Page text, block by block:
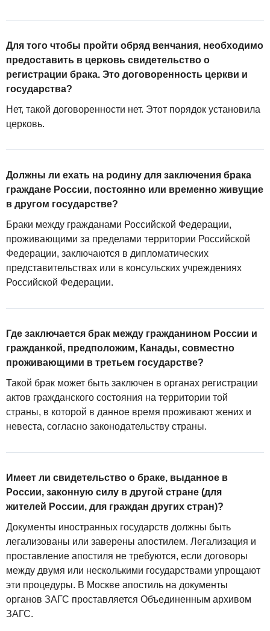
Для того чтобы пройти обряд венчания, необходимо
предоставить в церковь свидетельство о
регистрации брака. Это договоренность церкви и
государства?
Нет, такой договоренности нет. Этот порядок установила
церковь.
Должны ли ехать на родину для заключения брака
граждане России, постоянно или временно живущие
в другом государстве?
Браки между гражданами Российской Федерации,
проживающими за пределами территории Российской
Федерации, заключаются в дипломатических
представительствах или в консульских учреждениях
Российской Федерации.
Где заключается брак между гражданином России и
гражданкой, предположим, Канады, совместно
проживающими в третьем государстве?
Такой брак может быть заключен в органах регистрации
актов гражданского состояния на территории той
страны, в которой в данное время проживают жених и
невеста, согласно законодательству страны.
Имеет ли свидетельство о браке, выданное в
России, законную силу в другой стране (для
жителей России, для граждан других стран)?
Документы иностранных государств должны быть
легализованы или заверены апостилем. Легализация и
проставление апостиля не требуются, если договоры
между двумя или несколькими государствами упрощают
эти процедуры. В Москве апостиль на документы
органов ЗАГС проставляется Объединенным архивом
ЗАГС.